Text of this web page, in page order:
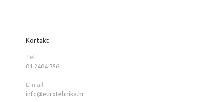
Kontakt
Tel
01 2404 356
E-mail
info@eurotehnika.hr